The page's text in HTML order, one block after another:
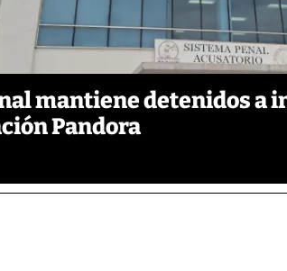
mantiene detenidos a
Pandora